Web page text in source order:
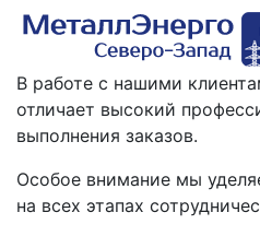
В работе с нашими
отличает высокий
выполнения заказов.
Особое внимание мы
на всех этапах